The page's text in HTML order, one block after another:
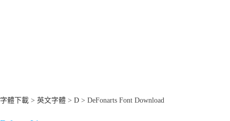
字體下載 > 英文字體 > D > DeFonarts Font Download